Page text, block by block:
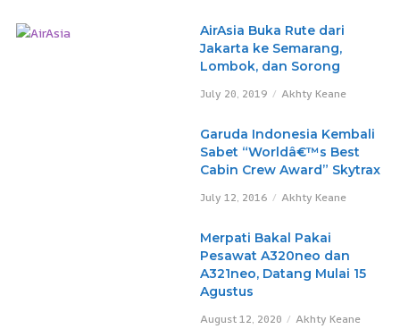
AirAsia Buka Rute dari
Jakarta ke Semarang,
Lombok, dan Sorong
July 20, 2019 Akhty Keane
Garuda Indonesia Kembali
Sabet “Worldâ€™s Best
Cabin Crew Award” Skytrax
July 12, 2016 Akhty Keane
Merpati Bakal Pakai
Pesawat A320neo dan
A321neo, Datang Mulai 15
Agustus
August 12, 2020 Akhty Keane